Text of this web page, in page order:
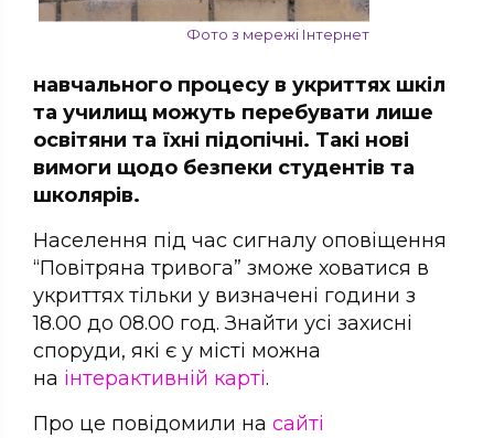
Фото з мережі Інтернет
навчального процесу в укриттях шкіл
та училищ можуть перебувати лише
освітяни та їхні підопічні. Такі нові
вимоги щодо безпеки студентів та
школярів.
Населення під час сигналу оповіщення
“Повітряна тривога” зможе ховатися в
укриттях тільки у визначені години з
18.00 до 08.00 год. Знайти усі захисні
споруди, які є у місті можна
на інтерактивній карті.
Про це повідомили на сайті